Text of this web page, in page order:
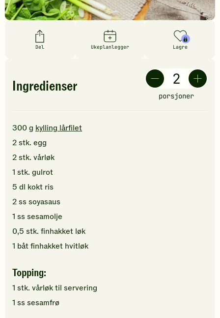
Del Ukeplanlegger Lagre
Ingredienser
porsjoner
300g kylling lårfilet
2stk. egg
2stk. vårløk
1 stk. gulrot
5 dl kokt ris
2ss soyasaus
1 ss sesamolje
0,5 stk. finhakket løk
1 båtfinhakket hvitløk
Topping:
1 stk. vårløktil servering
1 ss sesamfrø